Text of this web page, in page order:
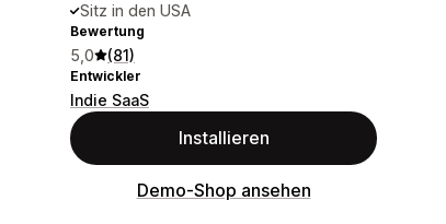
Sitz in den USA
Bewertung
5,0 (81)
Entwickler
Indie SaaS
Installieren
Demo-Shop ansehen